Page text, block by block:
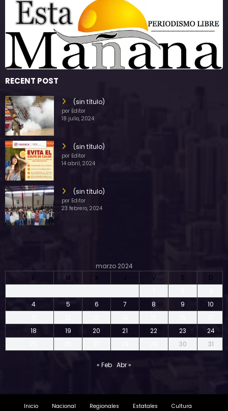
RECENT POST
(sin título)
por Editor
18 julio, 2024
(sin título)
por Editor
14 abril, 2024
(sin título)
por Editor
23 febrero, 2024
marzo 2024
L
M X J V S
D
4
5 6 7 8 9
10
18
19 20 21 22 23
24
30 31
« Feb Abr »
Inicio Nacional Regionales Estatales Cultura